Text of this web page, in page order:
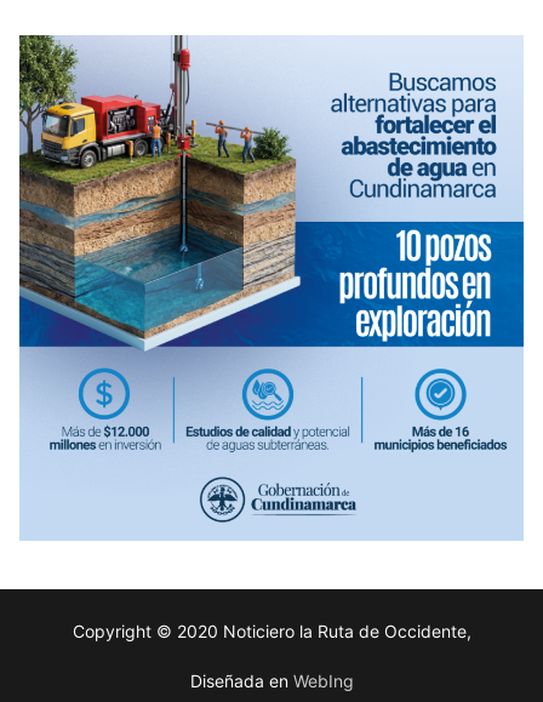
Copyright © 2020 Noticiero la Ruta de Occidente,
Diseñada en WebIng